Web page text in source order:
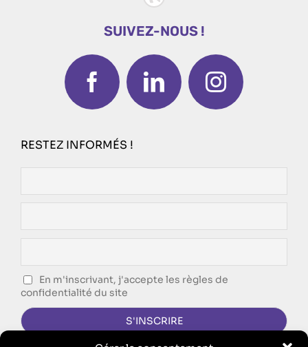
SUIVEZ-NOUS !
RESTEZ INFORMÉS !
En m'inscrivant, j'accepte les règles de
confidentialité du site